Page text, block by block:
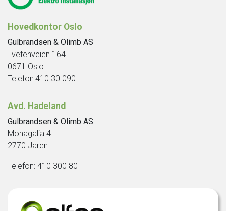
Hovedkontor Oslo
Gulbrandsen & Olimb AS
Tvetenveien 164
0671 Oslo
Telefon:410 30 090
Avd. Hadeland
Gulbrandsen & Olimb AS
Mohagalia 4
2770 Jaren
Telefon: 410 300 80